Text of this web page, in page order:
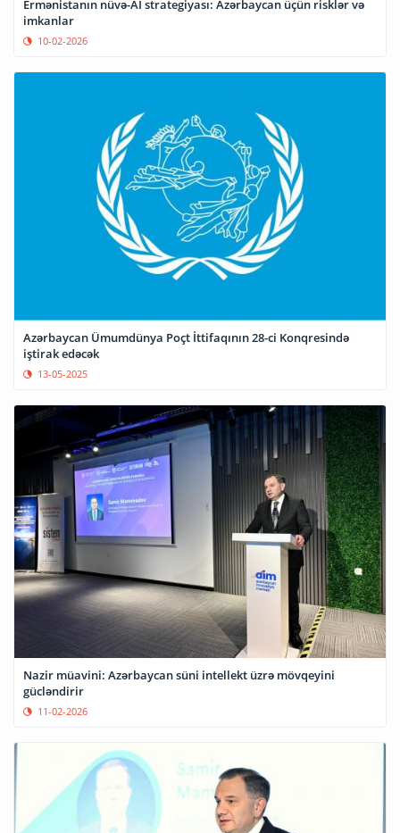
Ermənistanın nüvə-AI strategiyası: Azərbaycan üçün risklər və
imkanlar
10-02-2026
Azərbaycan Ümumdünya Poçt İttifaqının 28-ci Konqresində
iştirak edəcək
13-05-2025
Nazir müavini: Azərbaycan süni intellekt üzrə mövqeyini
gücləndirir
11-02-2026